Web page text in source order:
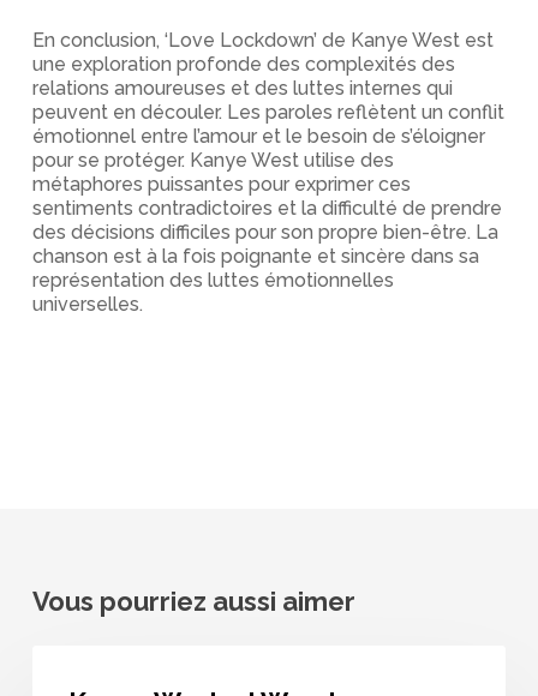
En conclusion, ‘Love Lockdown’ de Kanye West est
une exploration profonde des complexités des
relations amoureuses et des luttes internes qui
peuvent en découler. Les paroles reflètent un conflit
émotionnel entre l’amour et le besoin de s’éloigner
pour se protéger. Kanye West utilise des
métaphores puissantes pour exprimer ces
sentiments contradictoires et la difficulté de prendre
des décisions difficiles pour son propre bien-être. La
chanson est à la fois poignante et sincère dans sa
représentation des luttes émotionnelles
universelles.
Vous pourriez aussi aimer